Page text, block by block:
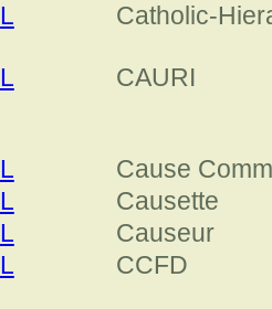
L
Catholic-
L CAURI
L
Cause
L
Causette
L
Causeur
L
CCFD